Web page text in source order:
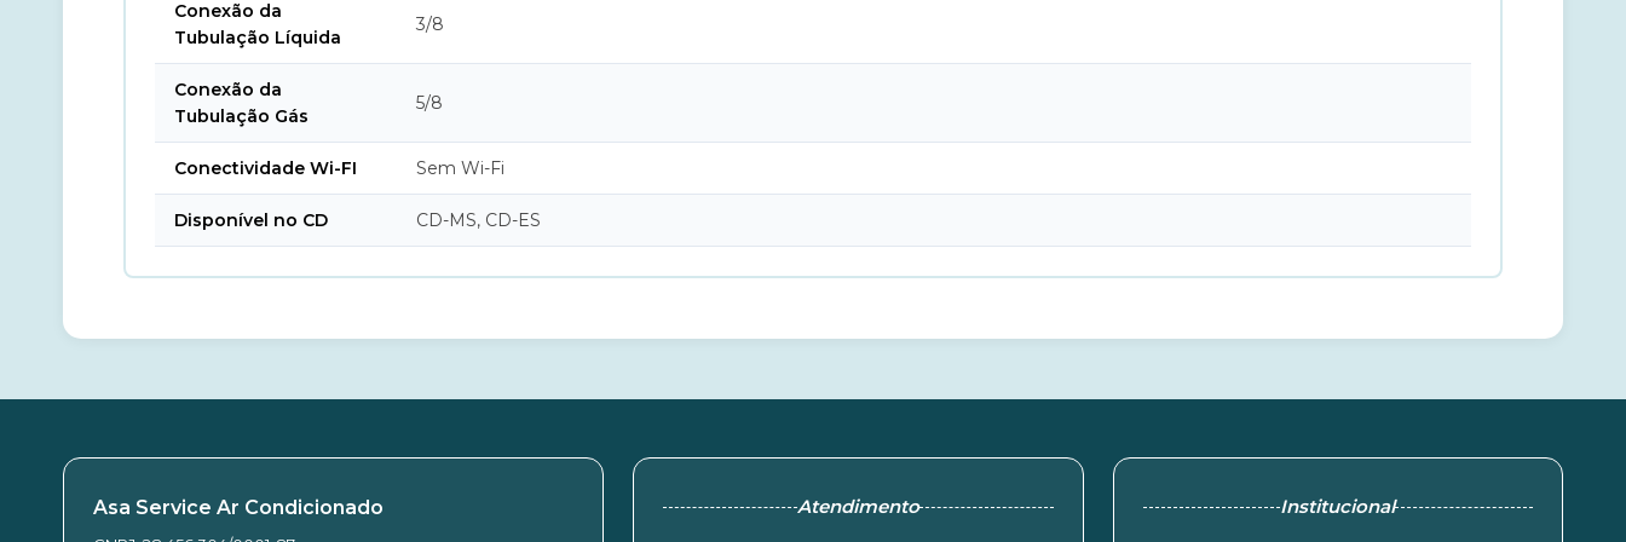
Conexão da
Tubulação Líquida
3/8
Conexão da
Tubulação Gás
5/8
Conectividade Wi-FI Sem Wi-Fi
Disponível no CD CD-MS, CD-ES
Asa Service Ar Condicionado Atendimento Institucional